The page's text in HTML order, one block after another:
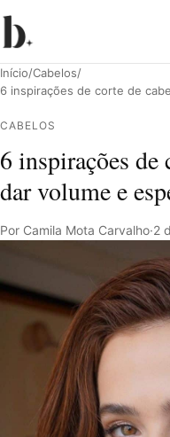
Pesquisar
Início/Cabelos/
6 inspirações de corte de
CABELOS
6 inspirações de
dar volume e
Por Camila Mota Carvalho·2